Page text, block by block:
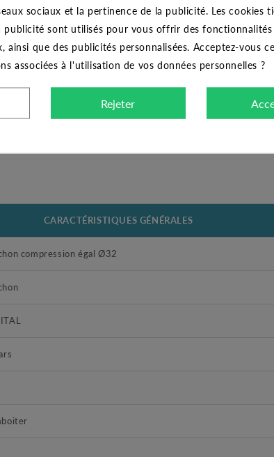
CARACTÉRISTIQUES GÉNÉRALES
compression égal Ø32
sociaux et la pertinence de la publicité. Les cookies
publicité sont utilisés pour vous offrir des
ainsi que des publicités personnalisées. Acceptez-vous
associées à l'utilisation de vos données personnelles ?
Rejeter